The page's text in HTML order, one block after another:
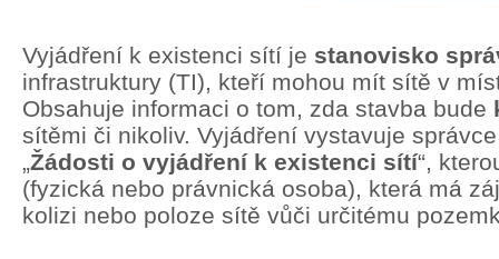
Vyjádření k existenci sítí je stanovisko
infrastruktury (TI), kteří mohou mít sítě v
Obsahuje informaci o tom, zda stavba bude
sítěmi či nikoliv. Vyjádření vystavuje
„Žádosti o vyjádření k existenci sítí“,
(fyzická nebo právnická osoba), která má
kolizi nebo poloze sítě vůči určitému